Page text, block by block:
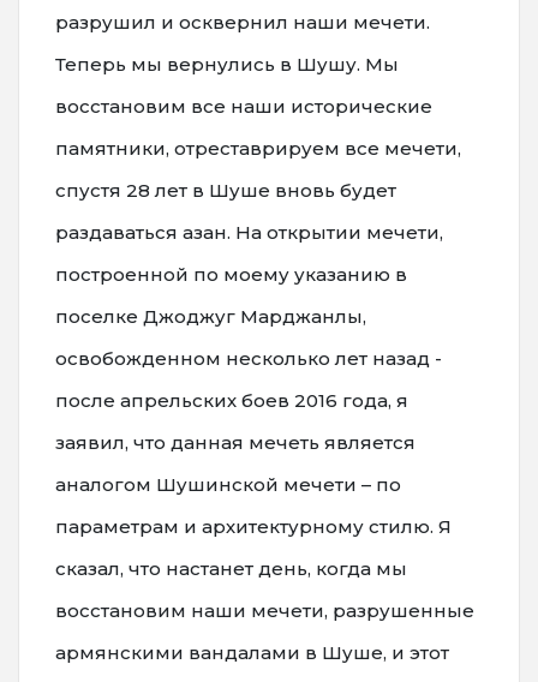
разрушил и осквернил наши мечети.
Теперь мы вернулись в Шушу. Мы
восстановим все наши исторические
памятники, отреставрируем все мечети,
спустя 28 лет в Шуше вновь будет
раздаваться азан. На открытии мечети,
построенной по моему указанию в
поселке Джоджуг Марджанлы,
освобожденном несколько лет назад -
после апрельских боев 2016 года, я
заявил, что данная мечеть является
аналогом Шушинской мечети – по
параметрам и архитектурному стилю. Я
сказал, что настанет день, когда мы
восстановим наши мечети, разрушенные
армянскими вандалами в Шуше, и этот